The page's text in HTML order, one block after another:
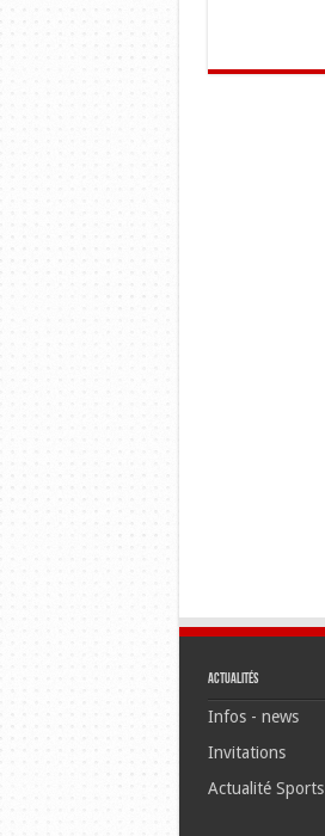
Actualités
Infos - news
Invitations
Actualité Sports